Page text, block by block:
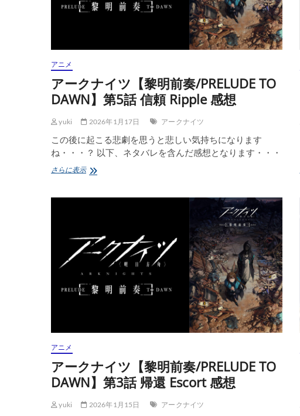
DAWN】
第
想
アニメ
アークナイツ【黎明前奏/PRELUDE TO
DAWN】第5話 信頼 Ripple 感想
yuki 2026年1月17日 アークナイツ
この後に起こる悲劇を思うと悲しい気持ちになります
ね・・・？ 以下、ネタバレを含んだ感想となります・・・
さらに表示ア
明
前
奏/PRELUDE
TO
DAWN】
第
想
アニメ
アークナイツ【黎明前奏/PRELUDE TO
DAWN】第3話 帰還 Escort 感想
yuki 2026年1月15日 アークナイツ